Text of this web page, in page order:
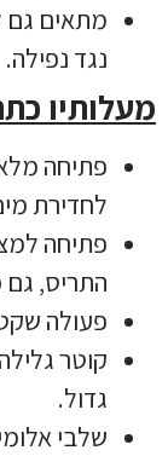
מתאים גם
נגד נפילה.
מעלותיו
פתיחה
לחדירת
התריס, גם
פעולה
קוטר
גדול.